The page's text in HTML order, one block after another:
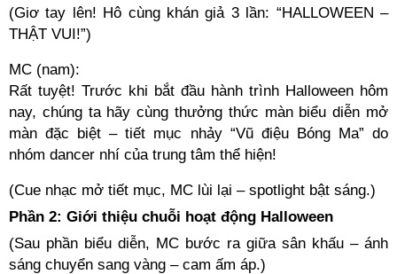
(Giơ tay lên! Hô cùng khán giả 3 lần: “HALLOWEEN –
THẬT VUI!”)
MC (nam):
Rất tuyệt! Trước khi bắt đầu hành trình Halloween hôm
nay, chúng ta hãy cùng thưởng thức màn biểu diễn mở
màn đặc biệt – tiết mục nhảy “Vũ điệu Bóng Ma” do
nhóm dancer nhí của trung tâm thể hiện!
(Cue nhạc mở tiết mục, MC lùi lại – spotlight bật sáng.)
Phần 2: Giới thiệu chuỗi hoạt động Halloween
(Sau phần biểu diễn, MC bước ra giữa sân khấu – ánh
sáng chuyển sang vàng – cam ấm áp.)